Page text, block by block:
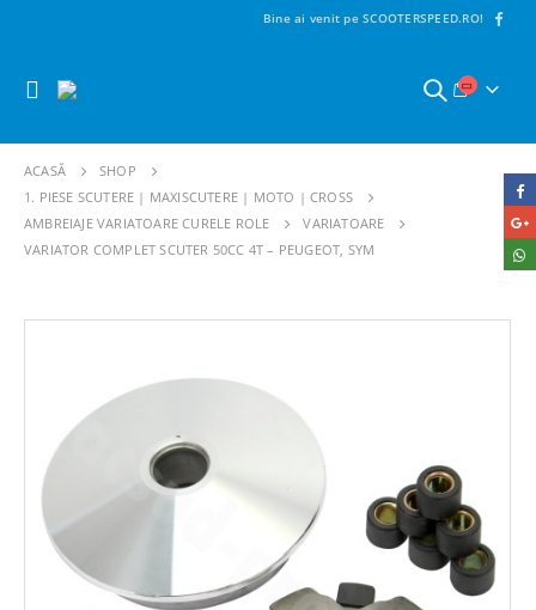
Bine ai venit pe SCOOTERSPEED.RO!
ACASĂ
SHOP
1. PIESE SCUTERE | MAXISCUTERE | MOTO | CROSS
AMBREIAJE VARIATOARE CURELE ROLE
VARIATOARE
VARIATOR COMPLET SCUTER 50CC 4T – PEUGEOT, SYM